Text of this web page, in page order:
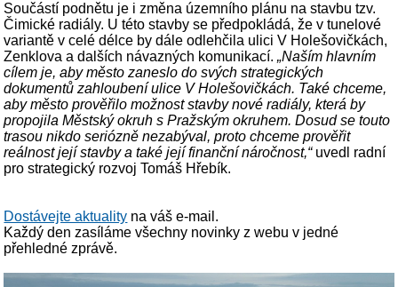
Součástí podnětu je i změna územního plánu na stavbu tzv.
Čimické radiály. U této stavby se předpokládá, že v tunelové
variantě v celé délce by dále odlehčila ulici V Holešovičkách,
Zenklova a dalších návazných komunikací. „Naším hlavním
cílem je, aby město zaneslo do svých strategických
dokumentů zahloubení ulice V Holešovičkách. Také chceme,
aby město prověřilo možnost stavby nové radiály, která by
propojila Městský okruh s Pražským okruhem. Dosud se touto
trasou nikdo seriózně nezabýval, proto chceme prověřit
reálnost její stavby a také její finanční náročnost,“uvedl radní
pro strategický rozvoj Tomáš Hřebík.
Dostávejte aktuality na váš e-mail.
Každý den zasíláme všechny novinky z webu v jedné
přehledné zprávě.